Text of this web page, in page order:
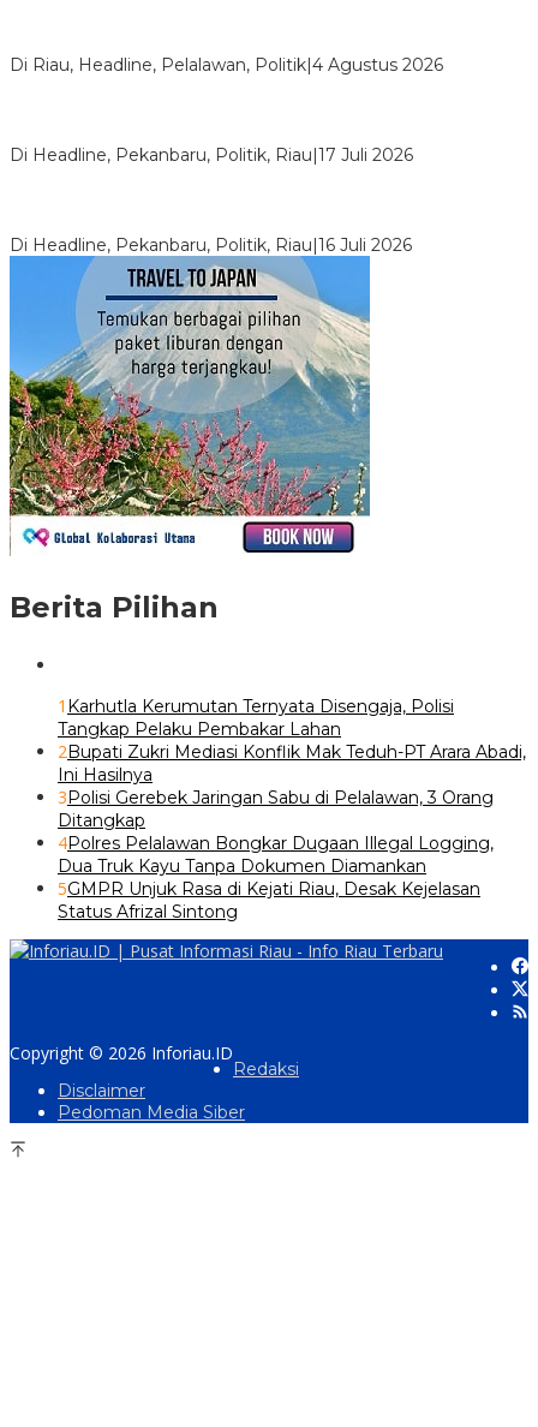
Di Riau, Headline, Pelalawan, Politik 4 Agustus 2026
Di Headline, Pekanbaru, Politik, Riau 17 Juli 2026
Di Headline, Pekanbaru, Politik, Riau 16 Juli 2026
Berita Pilihan
1 Karhutla Kerumutan Ternyata Disengaja, Polisi
Tangkap Pelaku Pembakar Lahan
2Bupati Zukri Mediasi Konflik Mak Teduh-PT Arara Abadi,
Ini Hasilnya
3 Polisi Gerebek Jaringan Sabu di Pelalawan, 3 Orang
Ditangkap
4Polres Pelalawan Bongkar Dugaan Illegal Logging,
Dua Truk Kayu Tanpa Dokumen Diamankan
5GMPR Unjuk Rasa di Kejati Riau, Desak Kejelasan
Status Afrizal Sintong
Copyright © 2026 Inforiau.ID
Redaksi
Disclaimer
Pedoman Media Siber